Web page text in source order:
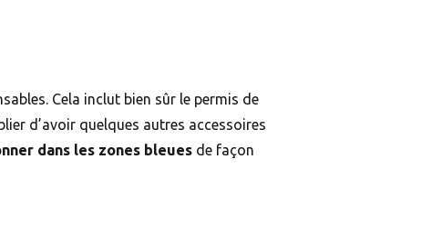
Cela inclut bien sûr le permis de
d’avoir quelques autres accessoires
dans les zones bleues de façon